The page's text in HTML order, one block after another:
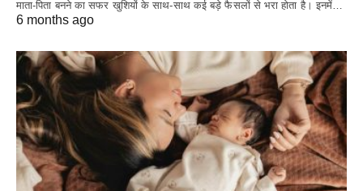
माता-पिता बनने का सफर खुशियों के साथ-साथ कई बड़े फैसलों से भरा होता है। इनमें…
6 months ago